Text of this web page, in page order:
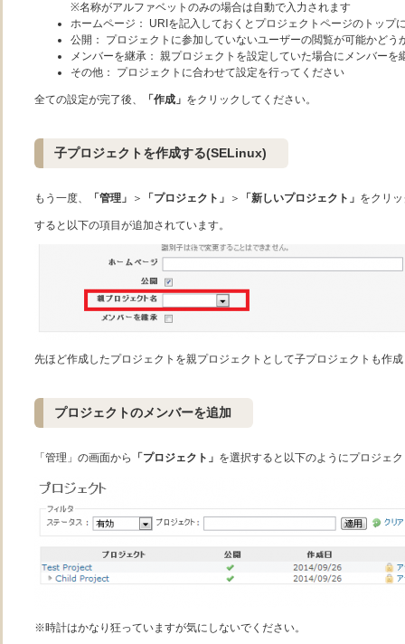
※名称がアルファベットのみの場合は自動で入力されます
ホームページ： URIを記入しておくとプロジェクトページのトップ
公開： プロジェクトに参加していないユーザーの閲覧が可能かどう
メンバーを継承： 親プロジェクトを設定していた場合にメンバーを
その他： プロジェクトに合わせて設定を行ってください
全ての設定が完了後、 「作成」 をクリックしてください。
子プロジェクトを作成する(SELinux)
もう一度、 「管理」 ＞ 「プロジェクト」 ＞ 「新しいプロジェクト」 をクリ
すると以下の項目が追加されています。
先ほど作成したプロジェクトを親プロジェクトとして子プロジェクトも作
プロジェクトのメンバーを追加
「管理」の画面から 「プロジェクト」 を選択すると以下のようにプロジェ
※時計はかなり狂っていますが気にしないでください。